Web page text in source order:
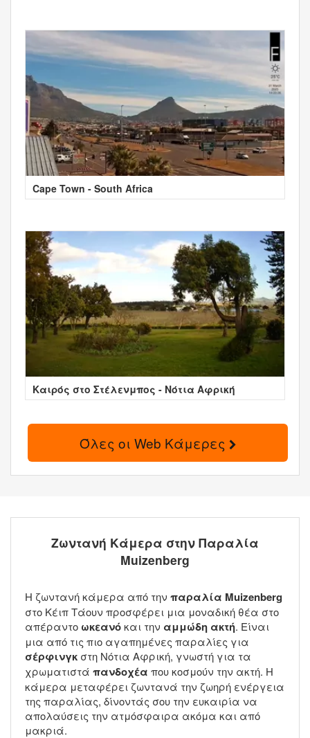
Cape Town - South Africa
Καιρός στο Στέλενμπος - Νότια Αφρική
Όλες οι Web Κάμερες
Ζωντανή Κάμερα στην Παραλία
Muizenberg
Η ζωντανή κάμερα από την παραλία Muizenberg
στο Κέιπ Τάουν προσφέρει μια μοναδική θέα στο
απέραντο ωκεανόκαι την αμμώδη ακτή. Είναι
μια από τις πιο αγαπημένες παραλίες για
σέρφινγκ στη Νότια Αφρική, γνωστή για τα
χρωματιστά πανδοχέα που κοσμούν την ακτή. Η
κάμερα μεταφέρει ζωντανά την ζωηρή ενέργεια
της παραλίας, δίνοντάς σου την ευκαιρία να
απολαύσεις την ατμόσφαιρα ακόμα και από
μακριά.